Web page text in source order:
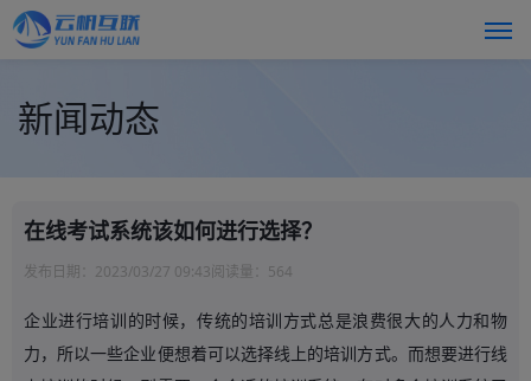
新闻动态
在线考试系统该如何进行选择？
发布日期： 2023/03/27 09:43阅读量： 564
企业进行培训的时候，传统的培训方式总是浪费很大的人力和物
力，所以一些企业便想着可以选择线上的培训方式。而想要进行线